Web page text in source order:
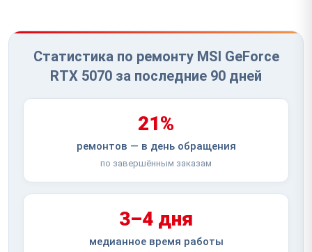
Статистика по ремонту MSI GeForce
RTX 5070 за последние 90 дней
21%
ремонтов — в день обращения
по завершённым заказам
3–4 дня
медианное время работы